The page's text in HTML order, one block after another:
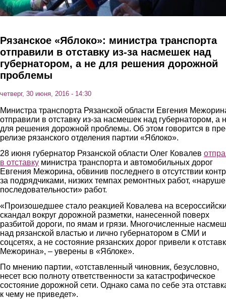
Рязанское «Яблоко»: министра транспорта
отправили в отставку из-за насмешек над
губернатором, а не для решения дорожной
проблемы
четверг, 30 июня, 2016 - 14:30
Министра транспорта Рязанской области Евгения
отправили в отставку из-за насмешек над губернатором, а
для решения дорожной проблемы. Об этом говорится в
релизе рязанского отделения партии «Яблоко».
28 июня губернатор Рязанской области Олег Ковалев
в отставку министра транспорта и автомобильных дорог
Евгения Межорина, обвинив последнего в отсутствии
за подрядчиками, низких темпах ремонтных работ,
последовательности» работ.
«Произошедшее стало реакцией Ковалева на
скандал вокруг дорожной разметки, нанесенной поверх
разбитой дороги, по ямам и грязи. Многочисленные
над рязанской властью и лично губернатором в СМИ и
соцсетях, а не состояние рязанских дорог привели к
Межорина», – уверены в «Яблоке».
По мнению партии, «отставленный чиновник, безусловно,
несет всю полноту ответственности за катастрофическое
состояние дорожной сети. Однако сама по себе эта
к чему не приведет».